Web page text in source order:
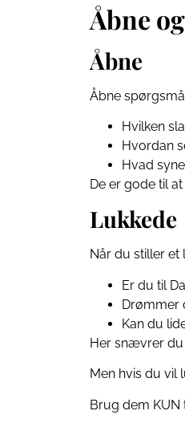
Åbne
Åbne
Åbne
Hvilken
Hvordan
Hvad
De er gode til
Lukkede
Når du stiller
Er du til
Drømmer
Kan du
Her snævrer du
Men hvis du vil
Brug dem